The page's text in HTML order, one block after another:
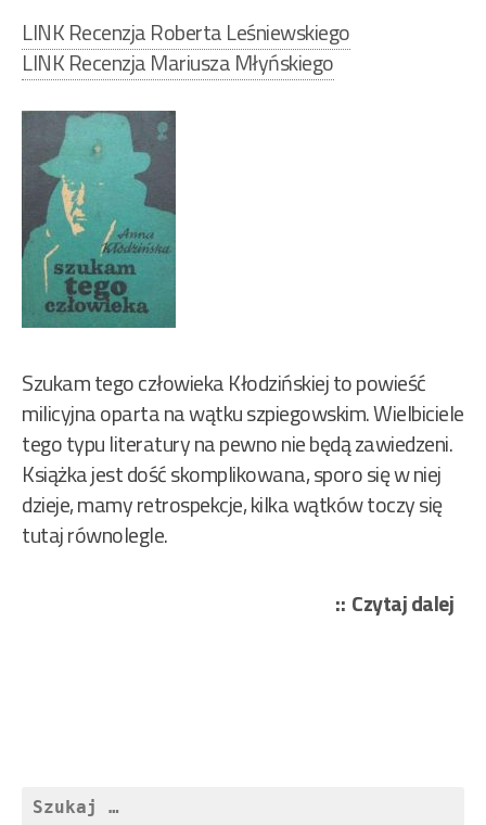
LINK Recenzja Roberta Leśniewskiego
LINK Recenzja Mariusza Młyńskiego
Szukam tego człowieka Kłodzińskiej to powieść
milicyjna oparta na wątku szpiegowskim. Wielbiciele
tego typu literatury na pewno nie będą zawiedzeni.
Książka jest dość skomplikowana, sporo się w niej
dzieje, mamy retrospekcje, kilka wątków toczy się
tutaj równolegle.
Czytaj dalej
Szukaj: